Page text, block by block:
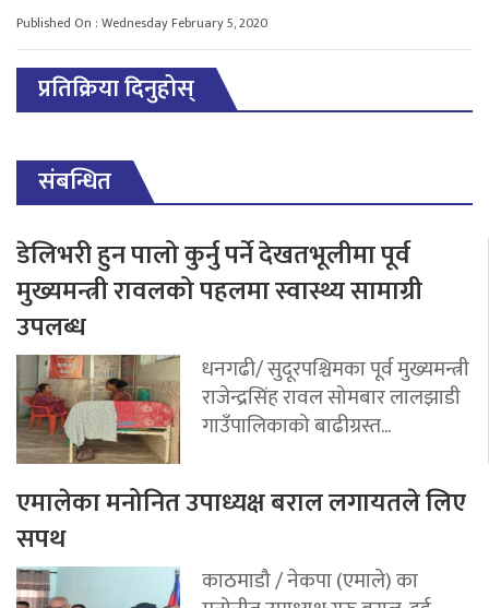
Published On : Wednesday February 5, 2020
प्रतिक्रिया दिनुहोस्
संबन्धित
डेलिभरी हुन पालो कुर्नु पर्ने देखतभूलीमा पूर्व
मुख्यमन्त्री रावलको पहलमा स्वास्थ्य सामाग्री
उपलब्ध
धनगढी/ सुदूरपश्चिमका पूर्व मुख्यमन्त्री
राजेन्द्रसिंह रावल सोमबार लालझाडी
गाउँपालिकाको बाढीग्रस्त...
एमालेका मनोनित उपाध्यक्ष बराल लगायतले लिए
सपथ
काठमाडौ / नेकपा (एमाले) का